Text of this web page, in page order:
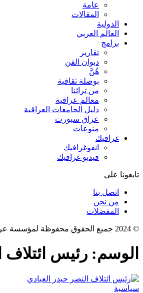
عامة
المقالات
الدولية
العالم العربي
برامج
تقارير
ديوان الفن
هُنَّ
بوصلة ثقافية
من تراثنا
معالم عراقية
دليل الجامعات العراقية
عراق سبورت
منوعات
غرافيك
انفوغرافيك
فيديو غرافيك
تابعونا على
اتصل بنا
من نحن
المفضلات
© 2024 جميع الحقوق محفوظة لمؤسسة عراقنا للثقافة والإعلام.
الوسم: رئيس ائتلاف
سياسية